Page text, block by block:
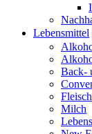
Lebensmittel
Back-
Fleisch
Milch